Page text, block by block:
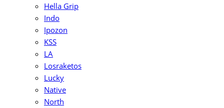
Hella Grip
Indo
Ipozon
KSS
LA
Losraketos
Lucky
Native
North